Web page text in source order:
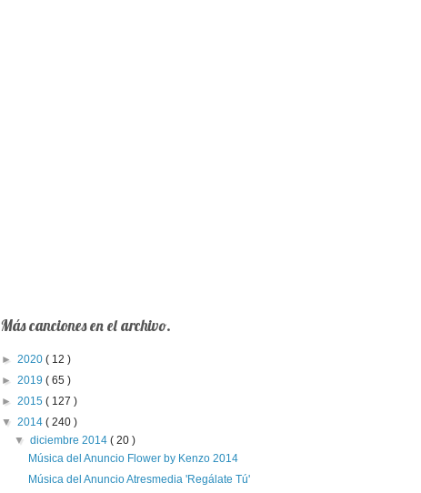
Más canciones en el archivo.
► 2020 ( 12 )
► 2019 ( 65 )
► 2015 ( 127 )
▼ 2014 ( 240 )
▼diciembre 2014( 20 )
Música del Anuncio Flower by Kenzo 2014
Música del Anuncio Atresmedia 'Regálate Tú'